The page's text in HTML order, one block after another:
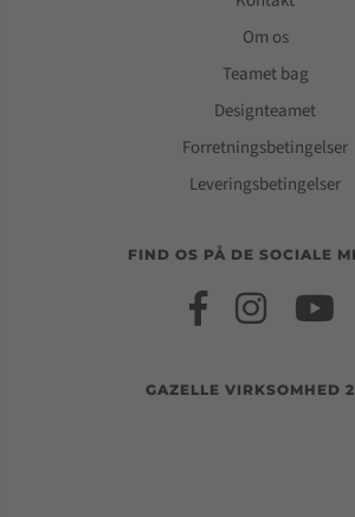
Om os
Teamet bag
Designteamet
Forretningsbetingelser
Leveringsbetingelser
FIND OS PÅ DE SOCIALE
GAZELLE VIRKSOMHED